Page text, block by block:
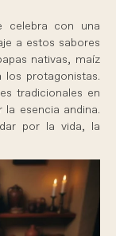
celebra con una
a estos sabores
nativas, maíz
protagonistas.
tradicionales en
la esencia andina.
por la vida, la